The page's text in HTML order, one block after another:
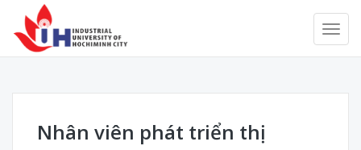
Nhân viên phát triển thị